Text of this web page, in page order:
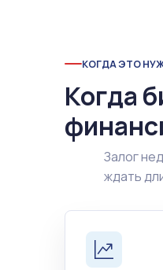
КОГДА ЭТО
Когда
Залог
ждать